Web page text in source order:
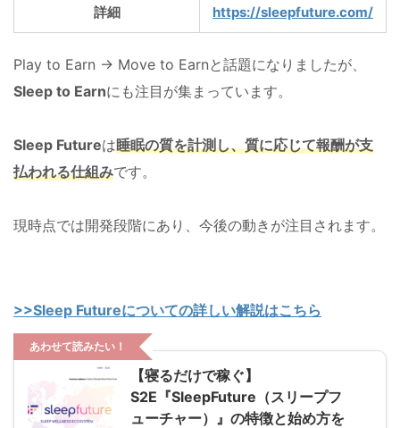
詳細 https://sleepfuture.com/
Play to Earn → Move to Earnと話題になりましたが、
Sleep to Earnにも注目が集まっています。
Sleep Futureは睡眠の質を計測し、質に応じて報酬が支
払われる仕組みです。
現時点では開発段階にあり、今後の動きが注目されます。
>>Sleep Futureについての詳しい解説はこちら
あわせて読みたい！
【寝るだけで稼ぐ】
S2E『SleepFuture（スリープフ
ューチャー）』の特徴と始め方を